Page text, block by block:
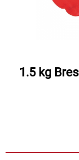
Speichermedien
Zubehör
Cateringzubehör
1.5 kg